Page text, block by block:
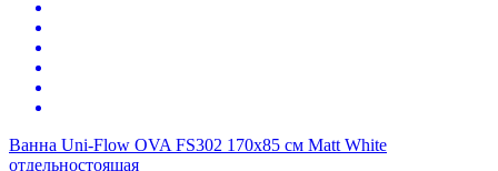
Ванна Uni-Flow OVA FS302 170х85 см Matt White
отдельностоящая